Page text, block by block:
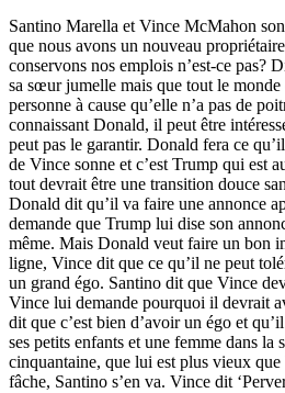
Santino Marella et Vince McMahon
que nous avons un nouveau
conservons nos emplois n’est-ce pas?
sa sœur jumelle mais que tout le monde
personne à cause qu’elle n’a pas de
connaissant Donald, il peut être
peut pas le garantir. Donald fera ce
de Vince sonne et c’est Trump qui est
tout devrait être une transition douce
Donald dit qu’il va faire une annonce
demande que Trump lui dise son
même. Mais Donald veut faire un bon
ligne, Vince dit que ce qu’il ne peut
un grand égo. Santino dit que Vince
Vince lui demande pourquoi il devrait
dit que c’est bien d’avoir un égo et
ses petits enfants et une femme dans
cinquantaine, que lui est plus vieux
fâche, Santino s’en va. Vince dit